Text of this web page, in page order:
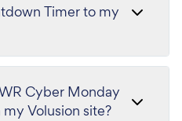
Timer to my
Cyber Monday
Volusion site?